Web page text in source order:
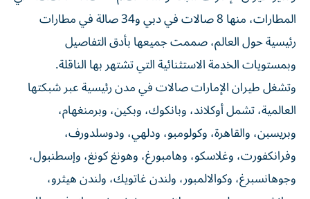
المطارات، منها 8 صالات في دبي و34 صالة في مطارات
رئيسية حول العالم، صممت جميعها بأدق التفاصيل
وبمستويات الخدمة الاستثنائية التي تشتهر بها الناقلة.
وتشغل طيران الإمارات صالات في مدن رئيسية عبر شبكتها
العالمية، تشمل أوكلاند، وبانكوك، وبكين، وبرمنغهام،
وبريسبن، والقاهرة، وكولومبو، ودلهي، ودوسلدورف،
وفرانكفورت، وغلاسكو، وهامبورغ، وهونغ كونغ، وإسطنبول،
وجوهانسبرغ، وكوالالمبور، ولندن غاتويك، ولندن هيثرو،